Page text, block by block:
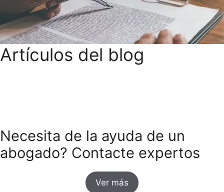
Artículos del blog
Necesita de la ayuda de un
abogado? Contacte expertos
Ver más